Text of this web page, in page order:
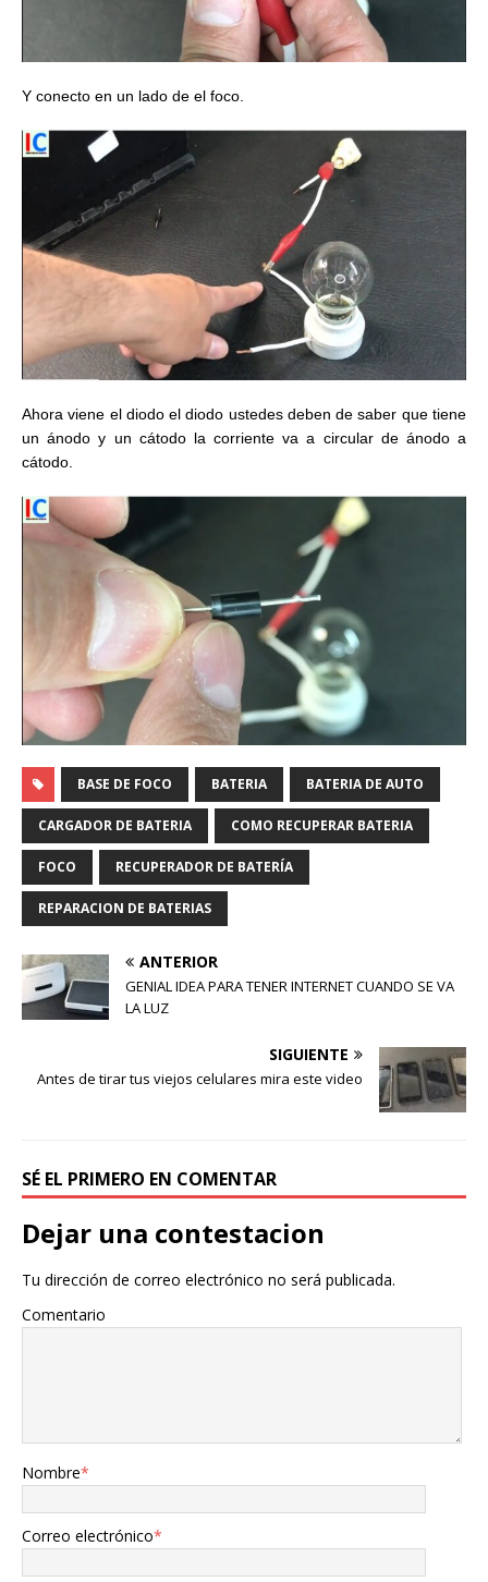
Y conecto en un lado de el foco.
Ahora viene el diodo el diodo ustedes deben de saber que tiene
un ánodo y un cátodo la corriente va a circular de ánodo a
cátodo.
BASE DE FOCO BATERIA BATERIA DE AUTO
CARGADOR DE BATERIA COMO RECUPERAR BATERIA
FOCO RECUPERADOR DE BATERÍA
REPARACION DE BATERIAS
ANTERIOR
GENIAL IDEA PARA TENER INTERNET CUANDO SE VA
LA LUZ
SIGUIENTE
Antes de tirar tus viejos celulares mira este video
SÉ EL PRIMERO EN COMENTAR
Dejar una contestacion
Tu dirección de correo electrónico no será publicada.
Comentario
Nombre*
Correo electrónico*